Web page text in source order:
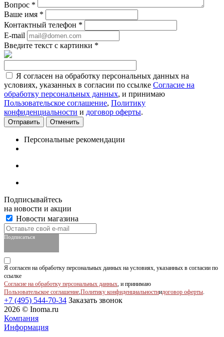
Вопрос *
Ваше имя *
Контактный телефон *
E-mail
Введите текст с картинки *
Я согласен на обработку персональных данных на
условиях, указанных в согласии по ссылке Согласие на
обработку персональных данных, и принимаю
Пользовательское соглашение, Политику
конфиденциальности и договор оферты.
Отменить
Персональные рекомендации
Подписывайтесь
на новости и акции
Новости магазина
Подписаться
Я согласен на обработку персональных данных на условиях, указанных в согласии по
ссылке
Согласие на обработку персональных данных, и принимаю
Пользовательское соглашение,Политику конфиденциальностиидоговор оферты.
+7 (495) 544-70-34 Заказать звонок
2026 © Inoma.ru
Компания
Информация